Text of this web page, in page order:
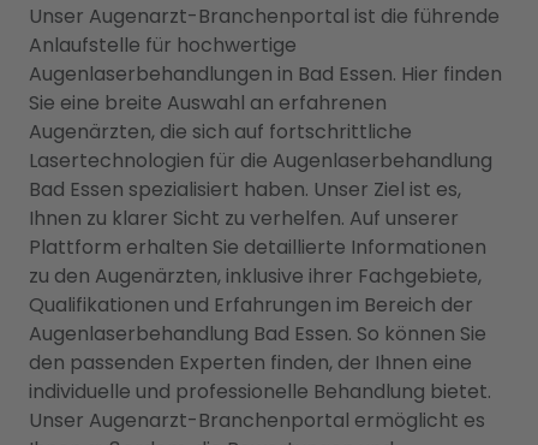
Unser Augenarzt-Branchenportal ist die führende
Anlaufstelle für hochwertige
Augenlaserbehandlungen in Bad Essen. Hier finden
Sie eine breite Auswahl an erfahrenen
Augenärzten, die sich auf fortschrittliche
Lasertechnologien für die Augenlaserbehandlung
Bad Essen spezialisiert haben. Unser Ziel ist es,
Ihnen zu klarer Sicht zu verhelfen. Auf unserer
Plattform erhalten Sie detaillierte Informationen
zu den Augenärzten, inklusive ihrer Fachgebiete,
Qualifikationen und Erfahrungen im Bereich der
Augenlaserbehandlung Bad Essen. So können Sie
den passenden Experten finden, der Ihnen eine
individuelle und professionelle Behandlung bietet.
Unser Augenarzt-Branchenportal ermöglicht es